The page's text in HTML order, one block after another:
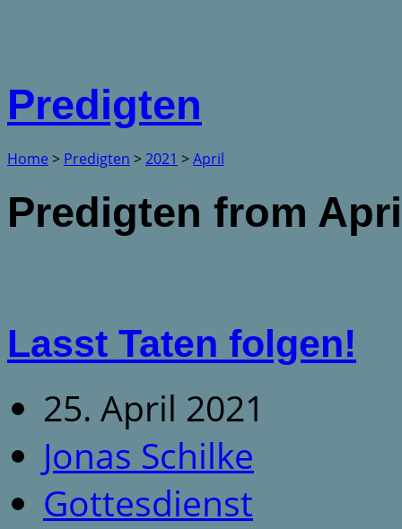
Predigten
Home > Predigten >2021 >April
Predigten from
Lasst Taten folgen!
25. April 2021
Jonas Schilke
Gottesdienst